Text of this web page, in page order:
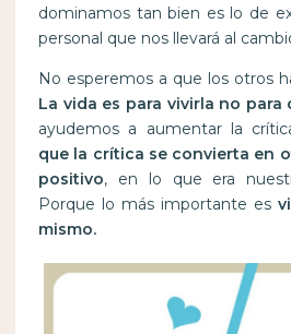
dominamos tan bien es lo de
personal que nos llevará al
No esperemos a que los otros
La vida es para vivirla no para
ayudemos a aumentar la
que la crítica se convierta en
positivo, en lo que era
Porque lo más importante es
mismo.